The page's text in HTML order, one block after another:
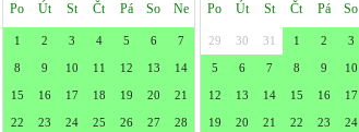
Po Út St Čt Pá So Ne
1 2 3 4 5 6 7
8 9 10 11 12 13 14
15 16 17 18 19 20 21
22 23 24 25 26 27 28
Po Út St Čt Pá So
29 30 31 1 2 3
5 6 7 8 9 10
12 13 14 15 16 17
19 20 21 22 23 24